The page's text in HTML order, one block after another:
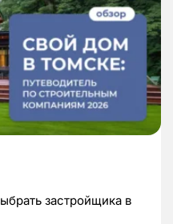
застройщика в